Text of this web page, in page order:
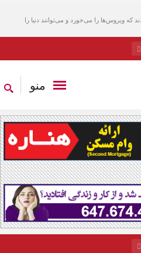
ویروس‌ها را می‌خورد و می‌توانند دنیا را
منو